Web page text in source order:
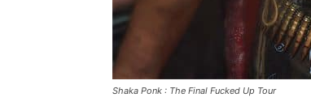
Shaka Ponk : The Final Fucked Up Tour